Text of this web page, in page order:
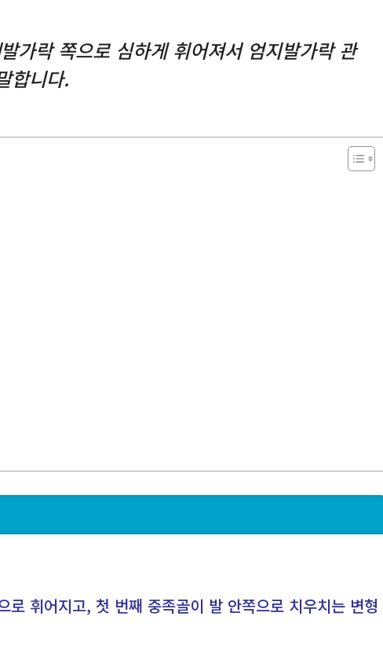
가락 쪽으로 심하게 휘어져서 엄지발가락 관
합니다.
로 휘어지고, 첫 번째 중족골이 발 안쪽으로 치우치는 변형